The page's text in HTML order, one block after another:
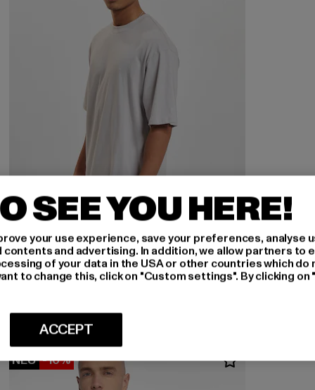
DEF
Tall
NEU -10%
SEE YOU HERE!
your use experience, save your preferences, analyse
and advertising. In addition, we allow partners to
of your data in the USA or other countries which do
to change this, click on "Custom settings". By clicking
ACCEPT